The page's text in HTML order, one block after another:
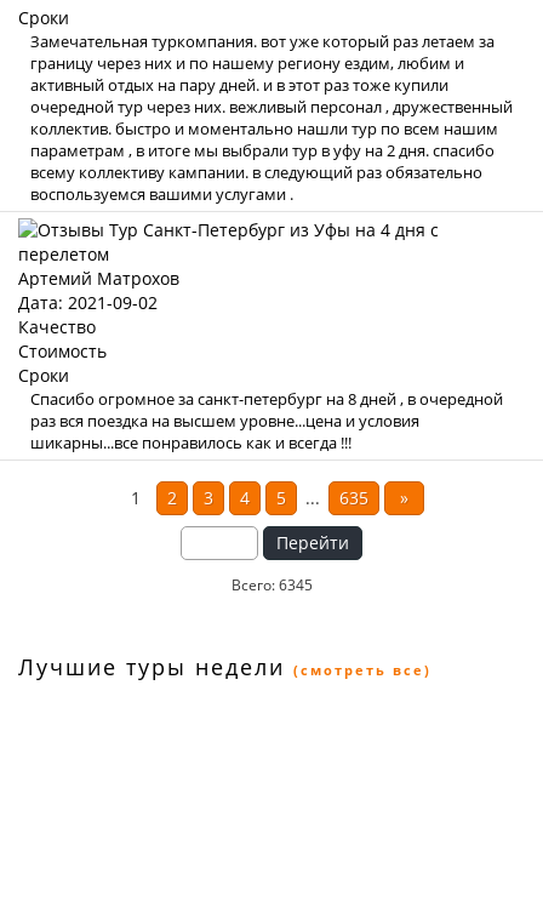
Сроки
Замечательная туркомпания. вот уже который раз летаем за
границу через них и по нашему региону ездим, любим и
активный отдых на пару дней. и в этот раз тоже купили
очередной тур через них. вежливый персонал , дружественный
коллектив. быстро и моментально нашли тур по всем нашим
параметрам , в итоге мы выбрали тур в уфу на 2 дня. спасибо
всему коллективу кампании. в следующий раз обязательно
воспользуемся вашими услугами .
Артемий Матрохов
Дата: 2021-09-02
Качество
Стоимость
Сроки
Спасибо огромное за санкт-петербург на 8 дней , в очередной
раз вся поездка на высшем уровне...цена и условия
шикарны...все понравилось как и всегда !!!
1 2 3 4 5 ... 635
»
Перейти
Всего: 6345
Лучшие туры недели (смотреть все)